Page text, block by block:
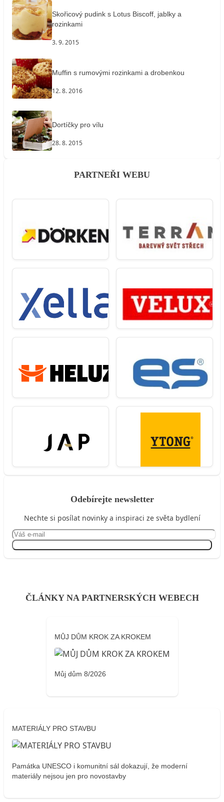
Skořicový pudink s Lotus Biscoff, jablky a
rozinkami
3. 9. 2015
Muffin s rumovými rozinkami a drobenkou
12. 8. 2016
Dortíčky pro vílu
28. 8. 2015
PARTNEŘI WEBU
Odebírejte newsletter
Nechte si posílat novinky a inspiraci ze světa bydlení
ČLÁNKY NA PARTNERSKÝCH WEBECH
MŮJ DŮM KROK ZA KROKEM
Můj dům 8/2026
MATERIÁLY PRO STAVBU
Památka UNESCO i komunitní sál dokazují, že moderní
materiály nejsou jen pro novostavby